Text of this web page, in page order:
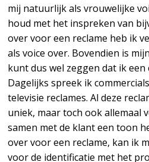
mij natuurlijk als vrouwelijke
houd met het inspreken van
over voor een reclame heb ik
als voice over. Bovendien is
kunt dus wel zeggen dat ik een
Dagelijks spreek ik
televisie reclames. Al deze
uniek, maar toch ook allemaal
samen met de klant een toon
over voor een reclame, kan ik
voor de identificatie met het